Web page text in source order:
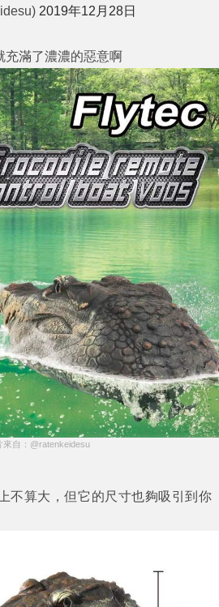
2019年12月28日
滿了濃濃的惡意啊
來自：@ratenkeidesu
不算大，但它的尺寸也夠吸引到你